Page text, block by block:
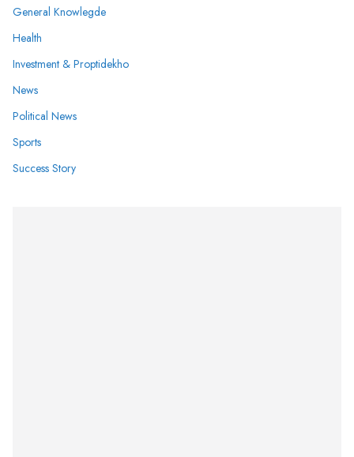
General Knowlegde
Health
Investment & Proptidekho
News
Political News
Sports
Success Story